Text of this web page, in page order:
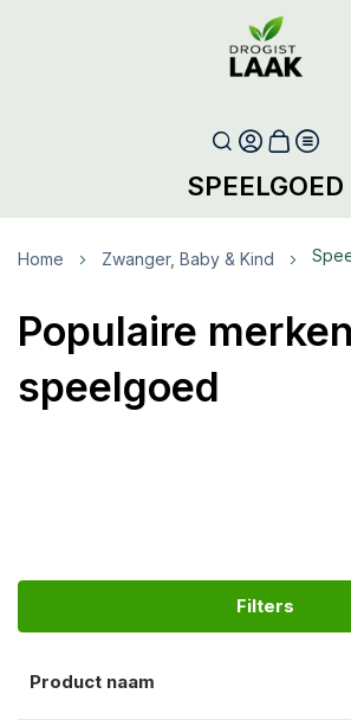
SPEELGOED
Home Zwanger, Baby & Kind
Populaire
speelgoed
Filters